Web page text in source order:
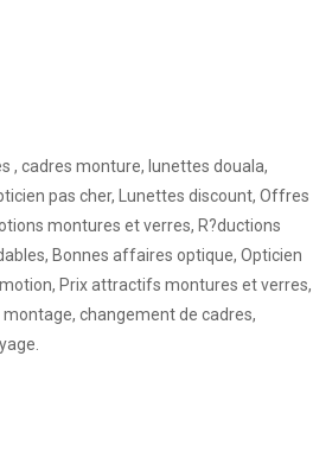
, cadres monture, lunettes douala,
pas cher, Lunettes discount, Offres
montures et verres, R?ductions
Bonnes affaires optique, Opticien
Prix attractifs montures et verres,
changement de cadres,